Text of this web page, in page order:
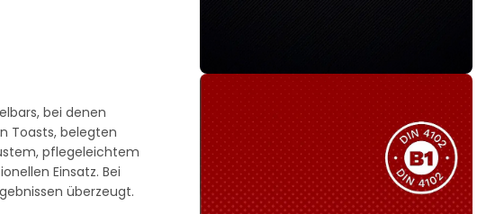
bei denen
Toasts, belegten
pflegeleichtem
Einsatz. Bei
überzeugt.
Sie haben nicht das passende
Produkt gefunden?
Wir helfen Ihnen gerne weiter!